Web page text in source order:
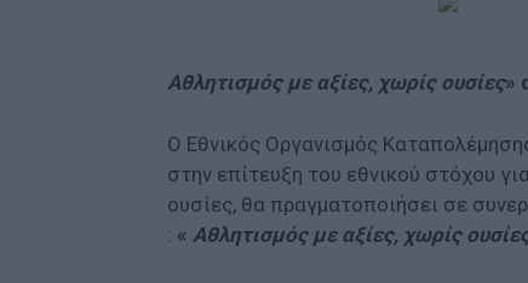
Αθλητισμός με αξίες, χωρίς ουσίες»
Ο Εθνικός Οργανισμός
στην επίτευξη του εθνικού στόχου
ουσίες, θα πραγματοποιήσει σε
: « Αθλητισμός με αξίες, χωρίς